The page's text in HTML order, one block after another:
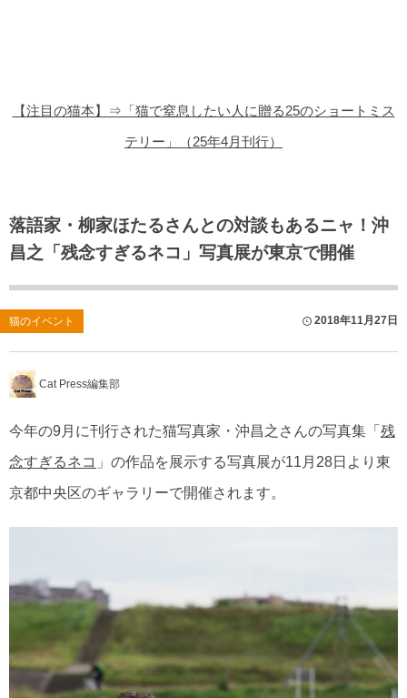
【注目の猫本】⇒「猫で窒息したい人に贈る25のショートミス
テリー」（25年4月刊行）
落語家・柳家ほたるさんとの対談もあるニャ！沖
昌之「残念すぎるネコ」写真展が東京で開催
猫のイベント 2018年11月27日
Cat Press編集部
今年の9月に刊行された猫写真家・沖昌之さんの写真集「 残
念すぎるネコ 」の作品を展示する写真展が11月28日より東
京都中央区のギャラリーで開催されます。
猫のゲーム・アプリ
猫のフリー写真素材